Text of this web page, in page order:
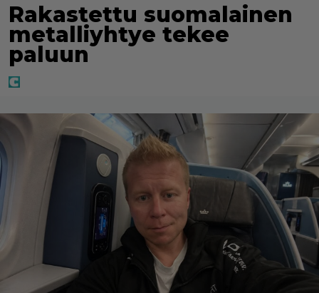
Rakastettu suomalainen
metalliyhtye tekee
paluun